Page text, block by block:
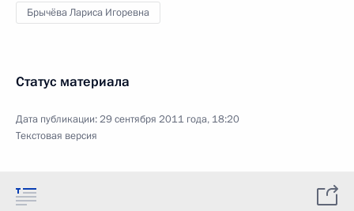
Брычёва Лариса Игоревна
Статус материала
Дата публикации:29 сентября 2011 года, 18:20
Текстовая версия